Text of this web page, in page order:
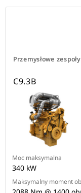
Przemysłowe
C9.3B
Moc maksymalna
340 kW
Maksymalny moment